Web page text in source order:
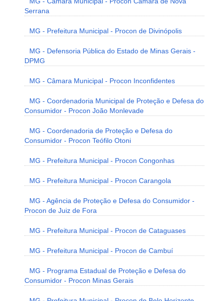
Serrana
MG - Prefeitura Municipal - Procon de Divinópolis
MG - Defensoria Pública do Estado de Minas Gerais -
DPMG
MG - Câmara Municipal - Procon Inconfidentes
MG - Coordenadoria Municipal de Proteção e Defesa do
Consumidor - Procon João Monlevade
MG - Coordenadoria de Proteção e Defesa do
Consumidor - Procon Teófilo Otoni
MG - Prefeitura Municipal - Procon Congonhas
MG - Prefeitura Municipal - Procon Carangola
MG - Agência de Proteção e Defesa do Consumidor -
Procon de Juiz de Fora
MG - Prefeitura Municipal - Procon de Cataguases
MG - Prefeitura Municipal - Procon de Cambuí
MG - Programa Estadual de Proteção e Defesa do
Consumidor - Procon Minas Gerais